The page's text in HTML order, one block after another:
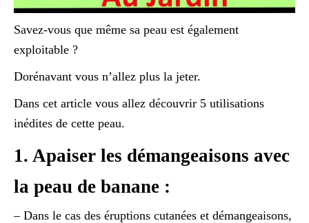
Savez-vous que même sa peau est également
exploitable ?
Dorénavant vous n’allez plus la jeter.
Dans cet article vous allez découvrir 5 utilisations
inédites de cette peau.
1. Apaiser les démangeaisons avec
la peau de banane :
– Dans le cas des éruptions cutanées et démangeaisons,